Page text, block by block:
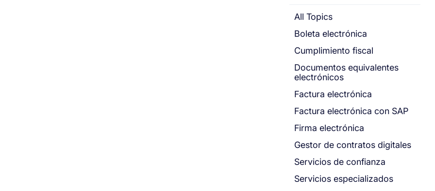
All Topics
Boleta electrónica
Cumplimiento fiscal
Documentos equivalentes
electrónicos
Factura electrónica
Factura electrónica con SAP
Firma electrónica
Gestor de contratos digitales
Servicios de confianza
Servicios especializados